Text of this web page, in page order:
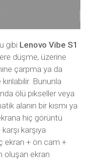
gibi Lenovo Vibe S1
düşme, üzerine
çarpma ya da
Bununla
ölü pikseller veya
alanın bir kısmı ya
hiç görüntü
karşıya
ekran + ön cam +
oluşan ekran